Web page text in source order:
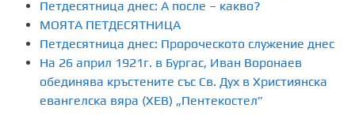
Петдесятница днес: А после – какво?
МОЯТА ПЕТДЕСЯТНИЦА
Петдесятница днес: Пророческото служение днес
На 26 април 1921г. в Бургас, Иван Воронаев
обединява кръстените със Св. Дух в Християнска
евангелска вяра (ХЕВ) „Пентекостел”